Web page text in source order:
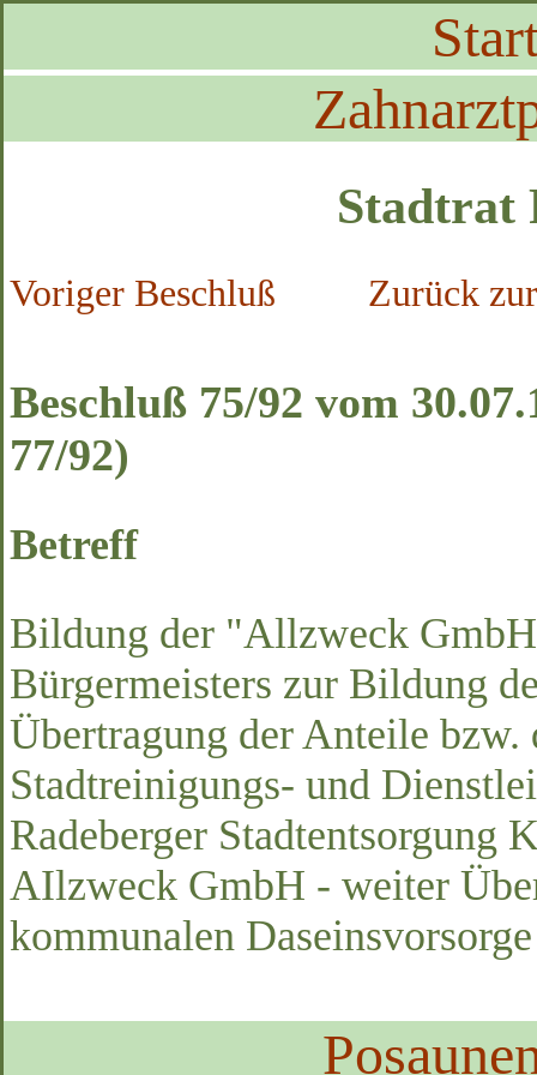
Stadtrat
Voriger Beschluß Zurück
Beschluß 75/92 vom
77/92)
Betreff
Bildung der "Allzweck
Bürgermeisters zur Bildung
Übertragung der Anteile bzw.
Stadtreinigungs- und
Radeberger Stadtentsorgung
AIlzweck GmbH - weiter
kommunalen